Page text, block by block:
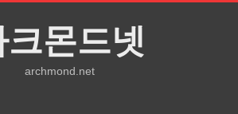
크몬드넷
archmond.net